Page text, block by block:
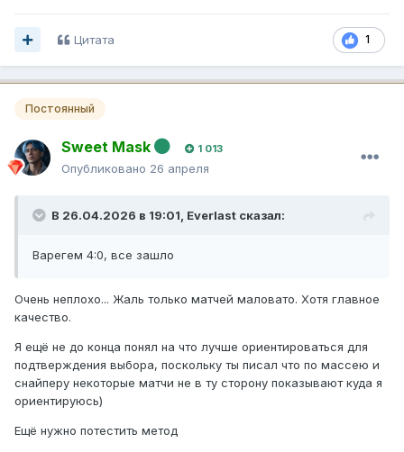
1
Цитата
Постоянный
Sweet Mask 1 013
Опубликовано 26 апреля
В 26.04.2026 в 19:01, Everlast сказал:
Варегем 4:0, все зашло
Очень неплохо... Жаль только матчей маловато. Хотя главное
качество.
Я ещё не до конца понял на что лучше ориентироваться для
подтверждения выбора, поскольку ты писал что по массею и
снайперу некоторые матчи не в ту сторону показывают куда я
ориентируюсь)
Ещё нужно потестить метод